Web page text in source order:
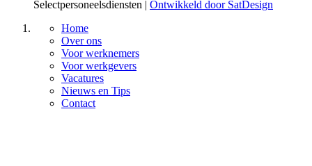
Selectpersoneelsdiensten | Ontwikkeld door SatDesign
Home
Over ons
Voor werknemers
Voor werkgevers
Vacatures
Nieuws en Tips
Contact